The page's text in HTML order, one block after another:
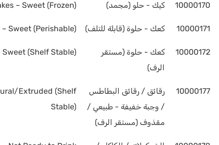
10000170 كيك - حلو (مجمد) – Sweet (Frozen)
10000171 كعك - حلوة (قابلة للتلف) – Sweet (Perishable)
10000172
كعك - حلوة (مستقر
الرف)
Sweet (Shelf Stable)
10000177
رقائق / رقائق البطاطس
/ وجبة خفيفة - طبيعي /
مقذوف (مستقر الرف)
Extruded (Shelf
Stable)